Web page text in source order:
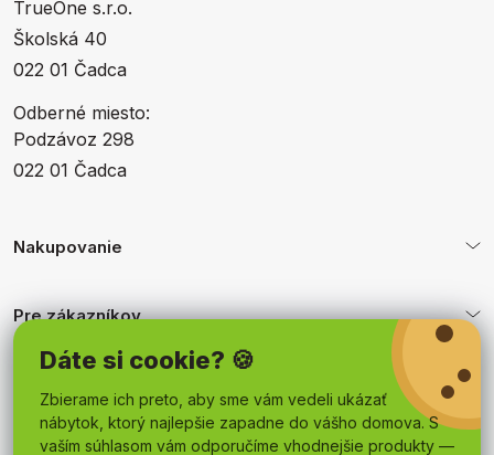
Dáte si cookie? 🍪
Zbierame ich preto, aby sme vám vedeli ukázať
nábytok, ktorý najlepšie zapadne do vášho domova. S
vaším súhlasom vám odporučíme vhodnejšie produkty —
TrueOne s.r.o.
Školská 40
022 01 Čadca
Odberné miesto:
Podzávoz 298
022 01 Čadca
Nakupovanie
Pre zákazníkov